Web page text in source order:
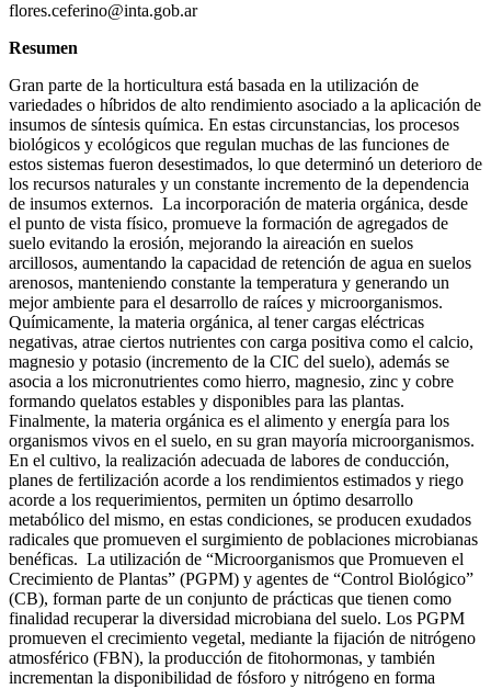
flores.ceferino@inta.gob.ar
Resumen
Gran parte de la horticultura está basada en la utilización de
variedades o híbridos de alto rendimiento asociado a la aplicación de
insumos de síntesis química. En estas circunstancias, los procesos
biológicos y ecológicos que regulan muchas de las funciones de
estos sistemas fueron desestimados, lo que determinó un deterioro de
los recursos naturales y un constante incremento de la dependencia
de insumos externos. La incorporación de materia orgánica, desde
el punto de vista físico, promueve la formación de agregados de
suelo evitando la erosión, mejorando la aireación en suelos
arcillosos, aumentando la capacidad de retención de agua en suelos
arenosos, manteniendo constante la temperatura y generando un
mejor ambiente para el desarrollo de raíces y microorganismos.
Químicamente, la materia orgánica, al tener cargas eléctricas
negativas, atrae ciertos nutrientes con carga positiva como el calcio,
magnesio y potasio (incremento de la CIC del suelo), además se
asocia a los micronutrientes como hierro, magnesio, zinc y cobre
formando quelatos estables y disponibles para las plantas.
Finalmente, la materia orgánica es el alimento y energía para los
organismos vivos en el suelo, en su gran mayoría microorganismos.
En el cultivo, la realización adecuada de labores de conducción,
planes de fertilización acorde a los rendimientos estimados y riego
acorde a los requerimientos, permiten un óptimo desarrollo
metabólico del mismo, en estas condiciones, se producen exudados
radicales que promueven el surgimiento de poblaciones microbianas
benéficas. La utilización de “Microorganismos que Promueven el
Crecimiento de Plantas” (PGPM) y agentes de “Control Biológico”
(CB), forman parte de un conjunto de prácticas que tienen como
finalidad recuperar la diversidad microbiana del suelo. Los PGPM
promueven el crecimiento vegetal, mediante la fijación de nitrógeno
atmosférico (FBN), la producción de fitohormonas, y también
incrementan la disponibilidad de fósforo y nitrógeno en forma